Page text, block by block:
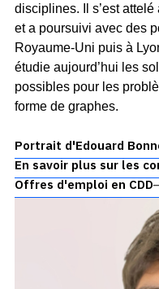
disciplines. Il s’est
et a poursuivi avec des
Royaume-Uni puis à
étudie aujourd’hui les
possibles pour les
forme de graphes.
Portrait d'Edouard
En savoir plus sur les
Offres d'emploi en CDD